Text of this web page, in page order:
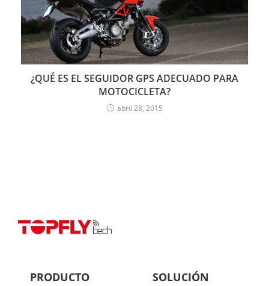
¿QUÉ ES EL SEGUIDOR GPS ADECUADO PARA
MOTOCICLETA?
abril 28, 2015
PRODUCTO SOLUCIÓN